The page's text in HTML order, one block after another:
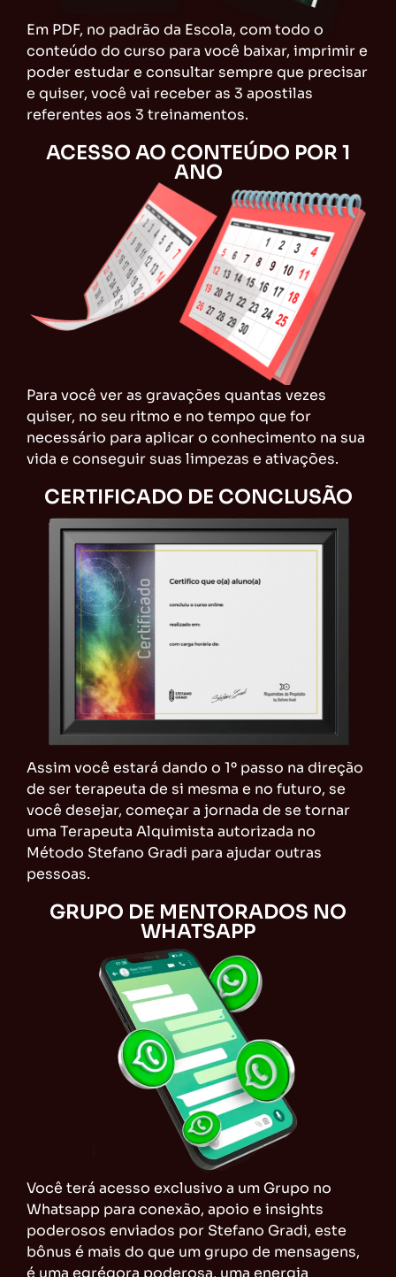
Em PDF, no padrão da Escola, com todo o
conteúdo do curso para você baixar, imprimir e
poder estudar e consultar sempre que precisar
e quiser, você vai receber as 3 apostilas
referentes aos 3 treinamentos.
ACESSO AO CONTEÚDO POR 1
ANO
Para você ver as gravações quantas vezes
quiser, no seu ritmo e no tempo que for
necessário para aplicar o conhecimento na sua
vida e conseguir suas limpezas e ativações.
CERTIFICADO DE CONCLUSÃO
Assim você estará dando o 1º passo na direção
de ser terapeuta de si mesma e no futuro, se
você desejar, começar a jornada de se tornar
uma Terapeuta Alquimista autorizada no
Método Stefano Gradi para ajudar outras
pessoas.
GRUPO DE MENTORADOS NO
WHATSAPP
Você terá acesso exclusivo a um Grupo no
Whatsapp para conexão, apoio e insights
poderosos enviados por Stefano Gradi, este
bônus é mais do que um grupo de mensagens,
é uma egrégora poderosa, uma energia